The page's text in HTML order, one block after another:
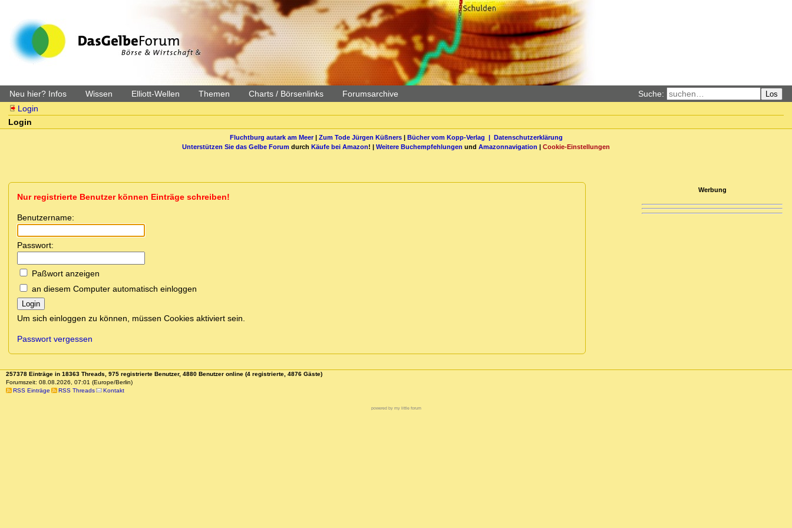
Neu hier? Infos Wissen Elliott-Wellen Themen Charts / Börsenlinks Forumsarchive Suche: Los
Login
Login
Fluchtburg autark am Meer| Zum Tode Jürgen Küßners| Bücher vom Kopp-Verlag | Datenschutzerklärung
Unterstützen Sie das Gelbe Forum durch Käufe bei Amazon! | Weitere Buchempfehlungen und Amazonnavigation | Cookie-Einstellungen
Nur registrierte Benutzer können Einträge schreiben!
Benutzername:
Passwort:
Paßwort anzeigen
an diesem Computer automatisch einloggen
Login
Um sich einloggen zu können, müssen Cookies aktiviert sein.
Passwort vergessen
Werbung
257378 Einträge in 18363 Threads, 975 registrierte Benutzer, 4880 Benutzer online (4 registrierte, 4876 Gäste)
Forumszeit: 08.08.2026, 07:01 (Europe/Berlin)
RSS Einträge
RSS Threads Kontakt
powered by my little forum